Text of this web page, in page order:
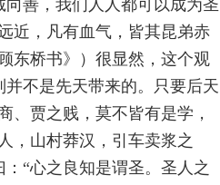
善，我们人人都可以成为圣
近，凡有血气，皆其昆弟赤
东桥书》）很显然，这个观
不是先天带来的。只要后天
、贾之贱，莫不皆有是学，
，山村莽汉，引车卖浆之
“心之良知是谓圣。圣人之